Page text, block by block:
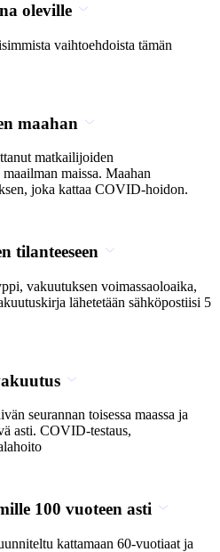
oleville
vaihtoehdoista tämän
maahan
matkailijoiden
maissa. Maahan
joka kattaa COVID-hoidon.
tilanteeseen
vakuutuksen voimassaoloaika,
lähetetään sähköpostiisi 5
seurannan toisessa maassa ja
asti. COVID-testaus,
100 vuoteen asti
kattamaan 60-vuotiaat ja